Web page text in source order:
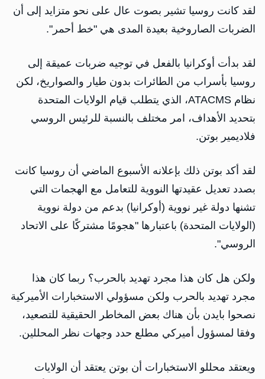
لقد كانت روسيا تشير بصوت عال على نحو متزايد إلى أن
الضربات الصاروخية بعيدة المدى هي "خط أحمر".
لقد بدأت أوكرانيا بالفعل في توجيه ضربات عميقة إلى
روسيا بأسراب من الطائرات بدون طيار والصواريخ، لكن
نظام ATACMS، الذي يتطلب قيام الولايات المتحدة
بتحديد الأهداف، امر مختلف بالنسبة للرئيس الروسي
فلاديمير بوتن.
لقد أكد بوتن ذلك بإعلانه الأسبوع الماضي أن روسيا كانت
بصدد تعديل عقيدتها النووية للتعامل مع الهجمات التي
تشنها دولة غير نووية (أوكرانيا) بدعم من دولة نووية
(الولايات المتحدة) باعتبارها "هجومًا مشتركًا على الاتحاد
الروسي".
ولكن هل كان هذا مجرد تهديد بالحرب؟ ربما كان هذا
مجرد تهديد بالحرب ولكن مسؤولي الاستخبارات الأميركية
نصحوا بايدن بأن هناك بعض المخاطر الحقيقية للتصعيد،
وفقا لمسؤول أميركي مطلع حدد وجهات نظر المحللين.
ويعتقد محللو الاستخبارات أن بوتن يعتقد أن الولايات